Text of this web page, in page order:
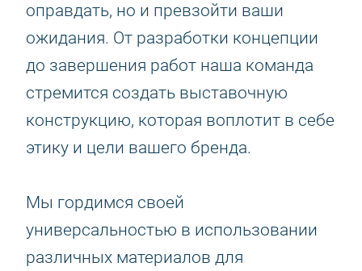
оправдать, но и превзойти ваши
ожидания. От разработки концепции
до завершения работ наша команда
стремится создать выставочную
конструкцию, которая воплотит в себе
этику и цели вашего бренда.
Мы гордимся своей
универсальностью в использовании
различных материалов для